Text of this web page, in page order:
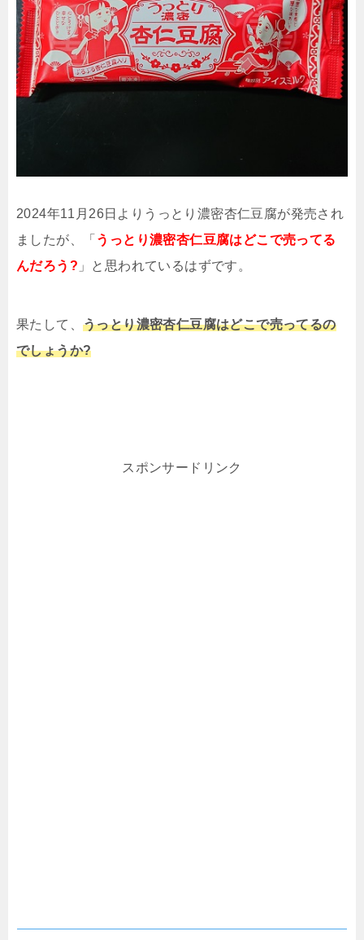
2024年11月26日よりうっとり濃密杏仁豆腐が発売され
ましたが、「 うっとり濃密杏仁豆腐はどこで売ってる
んだろう? 」と思われているはずです。
果たして、 うっとり濃密杏仁豆腐はどこで売ってるの
でしょうか?
スポンサードリンク